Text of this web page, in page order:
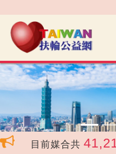
‹
目前媒合共 41,219